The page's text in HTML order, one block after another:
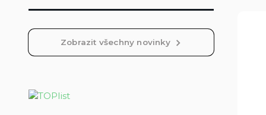
Zobrazit všechny novinky